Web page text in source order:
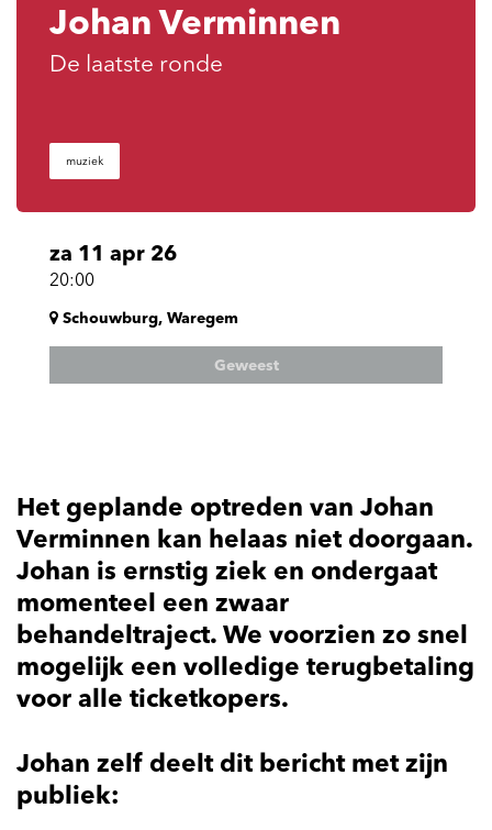
Johan Verminnen
De laatste ronde
muziek
za 11 apr 26
20:00
Schouwburg, Waregem
Geweest
Het geplande optreden van Johan
Verminnen kan helaas niet doorgaan.
Johan is ernstig ziek en ondergaat
momenteel een zwaar
behandeltraject. We voorzien zo snel
mogelijk een volledige terugbetaling
voor alle ticketkopers.
Johan zelf deelt dit bericht met zijn
publiek: